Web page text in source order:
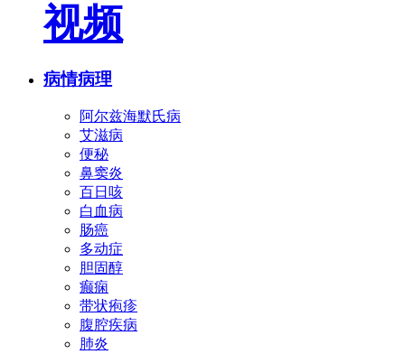
视频
病情病理
阿尔兹海默氏病
艾滋病
便秘
鼻窦炎
百日咳
白血病
肠癌
多动症
胆固醇
癫痫
带状疱疹
腹腔疾病
肺炎